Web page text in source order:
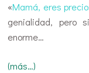
«Mamá, eres
genialidad, pero
enorme…
(más…)